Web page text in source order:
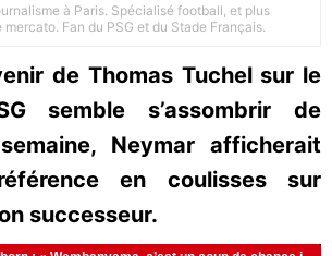
à Paris. Spécialisé football, et plus
Fan du PSG et du Stade Français.
de Thomas Tuchel sur le
semble s’assombrir de
Neymar afficherait
en coulisses sur
successeur.